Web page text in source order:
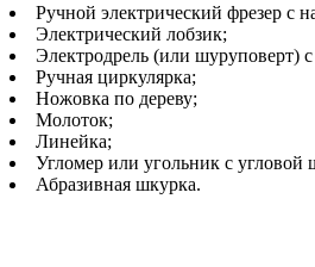
Ручной электрический фрезер с
Электрический лобзик;
Электродрель (или шуруповерт)
Ручная циркулярка;
Ножовка по дереву;
Молоток;
Линейка;
Угломер или угольник с угловой
Абразивная шкурка.